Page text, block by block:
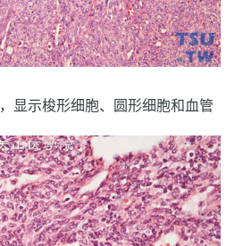
显示梭形细胞、圆形细胞和血管